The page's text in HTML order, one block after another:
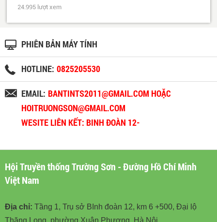
24.995 lượt xem
PHIÊN BẢN MÁY TÍNH
HOTLINE: 0825205530
EMAIL: BANTINTS2011@GMAIL.COM HOẶC
HOITRUONGSON@GMAIL.COM
WESITE LIÊN KẾT: BINH ĐOÀN 12-
Hội Truyền thống Trường Sơn - Đường Hồ Chí Minh
Việt Nam
Địa chỉ: Tầng 1, Trụ sở BInh đoàn 12, km 6 +500, Đại lộ
Thăng Long, phường Xuân Phương, Hà Nội.